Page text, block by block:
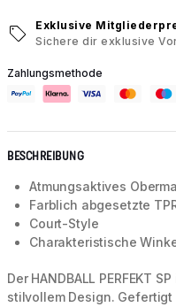
Exklusive
Sichere dir exklusive
Zahlungsmethode
BESCHREIBUNG
Atmungsaktives
Farblich abgesetzte
Court-Style
Charakteristische
Der HANDBALL PERFEKT
stilvollem Design.